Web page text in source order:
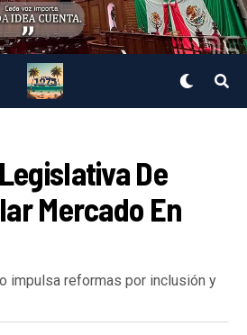
De
Mercado En
impulsa reformas por inclusión y